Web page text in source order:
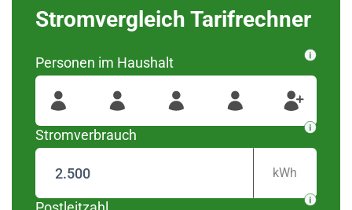
Stromvergleich Tarifrechner
Personen im Haushalt
Stromverbrauch
kWh
Bitte wählen Sie Ihren
Ortsteil aus
Für Ihre Postleitzahl
#####
wurden diese Regionen
gefunden